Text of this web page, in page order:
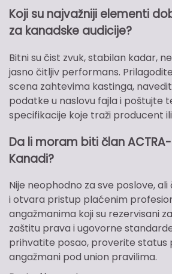
Koji su najvažniji elementi
za kanadske audicije?
Bitni su čist zvuk, stabilan kadar,
jasno čitljiv performans.
scena zahtevima kastinga,
podatke u naslovu fajla i poštujte
specifikacije koje traži producent
Da li moram biti član
Kanadi?
Nije neophodno za sve poslove,
i otvara pristup plaćenim
angažmanima koji su rezervisani
zaštitu prava i ugovorne
prihvatite posao, proverite status
angažmani pod union pravilima.